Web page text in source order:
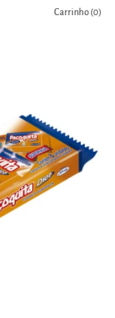
Carrinho (0)